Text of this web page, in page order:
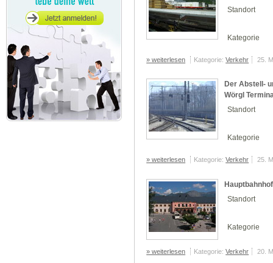
Standort
Kategorie
» weiterlesen Kategorie:Verkehr 25.
Der Abstell-
Wörgl
Standort
Kategorie
» weiterlesen Kategorie:Verkehr 25.
Standort
Kategorie
» weiterlesen Kategorie:Verkehr 20.